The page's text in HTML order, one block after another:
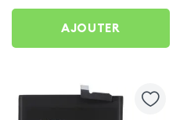
AJOUTER